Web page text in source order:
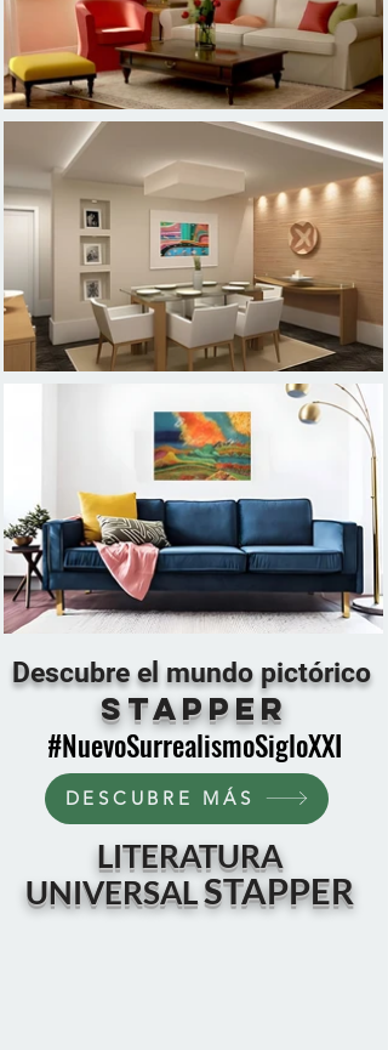
Descubre el mundo pictórico
STAPPER
#NuevoSurrealismoSigloXXI
DESCUBRE MÁS
LITERATURA
UNIVERSALSTAPPER